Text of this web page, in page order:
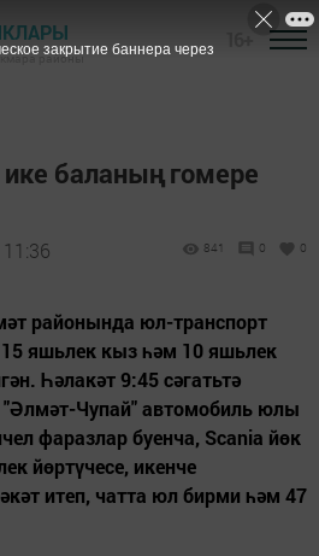
районы
баланың гомере
841 0 0
районында юл-транспорт
15 яшьлек кыз һәм 10 яшьлек
Һәлакәт 9:45 сәгатьтә
"Әлмәт-Чупай" автомобиль юлы
фаразлар буенча, Scania йөк
йөртүчесе, икенче
итеп, чатта юл бирми һәм 47
закрытие баннера через